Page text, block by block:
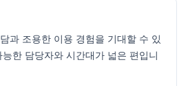
과 조용한 이용 경험을 기대할 수 있
한 담당자와 시간대가 넓은 편입니